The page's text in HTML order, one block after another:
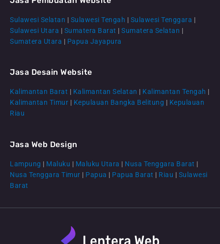
CS Lenteraweb
Sulawesi Selatan | Sulawesi Tengah | Sulawesi Tenggara |
Sulawesi Utara | Sumatera Barat | Sumatera Selatan |
Sumatera Utara | Papua Jayapura
Jasa Desain Website
Kalimantan Barat | Kalimantan Selatan | Kalimantan Tengah |
Kalimantan Timur | Kepulauan Bangka Belitung | Kepulauan
Riau
Jasa Web Design
Lampung | Maluku | Maluku Utara | Nusa Tenggara Barat |
Nusa Tenggara Timur | Papua | Papua Barat | Riau | Sulawesi
Barat